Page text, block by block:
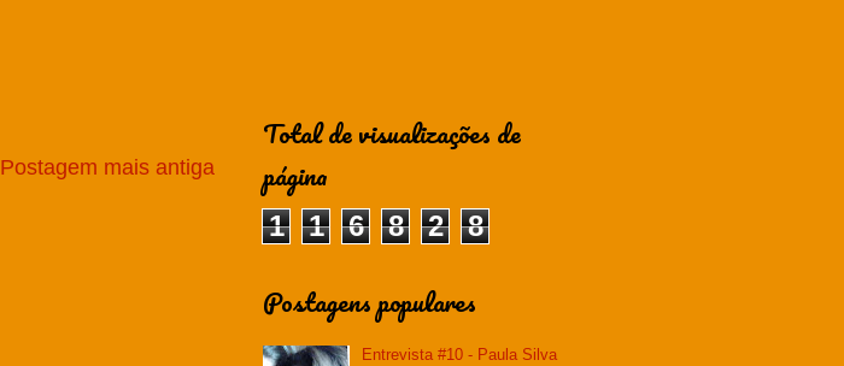
Postagem mais antiga
Total de visualizações de
página
1 1 6 8 2 8
Postagens populares
Entrevista #10 - Paula Silva